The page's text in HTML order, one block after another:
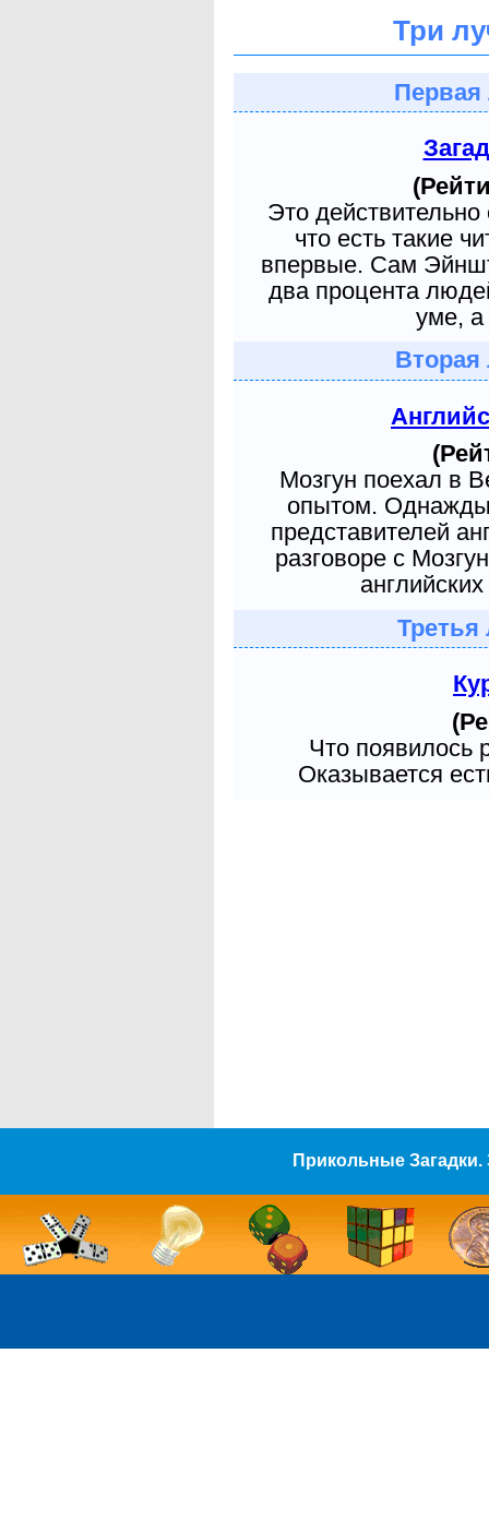
Три
Первая
Это
что есть такие
впервые. Сам
два процента
уме, а
Вторая
Мозгун поехал в
опытом. Однажды
представителей
разговоре с
Третья
Что появилось
Оказывается
Прикольные